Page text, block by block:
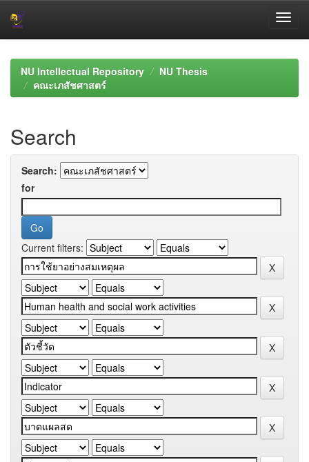
navigationNU Intellectual Repository
NU Thesis
คณะเภสัชศาสตร์
Search
Search:
for
Current filters: